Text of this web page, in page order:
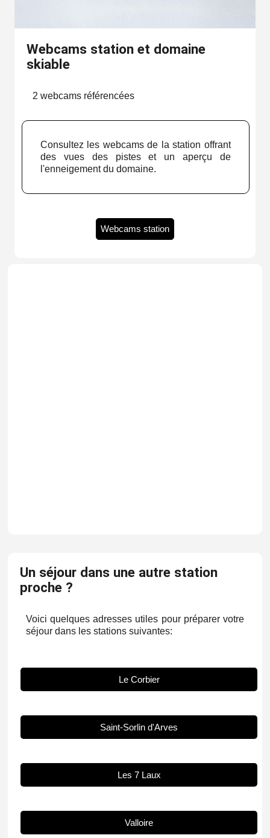
Webcams station et domaine
skiable
2 webcams référencées
Consultez les webcams de la station offrant
des vues des pistes et un aperçu de
l'enneigement du domaine.
Webcams station
Un séjour dans une autre station
proche ?
Voici quelques adresses utiles pour préparer votre
séjour dans les stations suivantes:
Le Corbier
Saint-Sorlin d'Arves
Les 7 Laux
Valloire